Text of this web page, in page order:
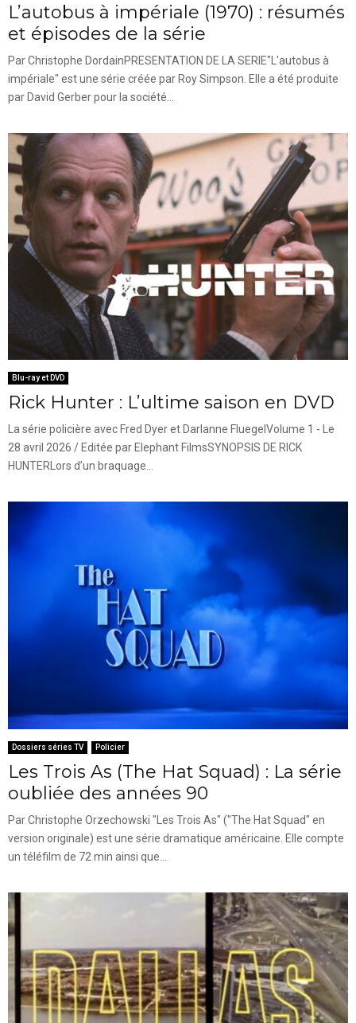
L’autobus à impériale (1970) : résumés
et épisodes de la série
Par Christophe DordainPRESENTATION DE LA SERIE"L'autobus à
impériale" est une série créée par Roy Simpson. Elle a été produite
par David Gerber pour la société...
Blu-ray et DVD
Rick Hunter : L’ultime saison en DVD
La série policière avec Fred Dyer et Darlanne FluegelVolume 1 - Le
28 avril 2026 / Editée par Elephant FilmsSYNOPSIS DE RICK
HUNTERLors d’un braquage...
Dossiers séries TV Policier
Les Trois As (The Hat Squad) : La série
oubliée des années 90
Par Christophe Orzechowski "Les Trois As" ("The Hat Squad" en
version originale) est une série dramatique américaine. Elle compte
un téléfilm de 72 min ainsi que...